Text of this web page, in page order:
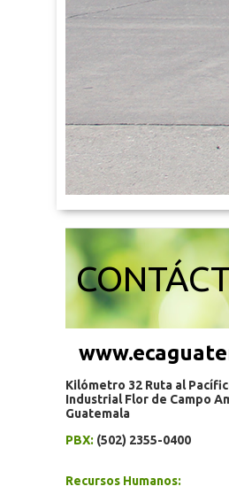
Kilómetro 32 Ruta al
Industrial Flor de Campo
Guatemala
PBX: (502) 2355-0400
Recursos Humanos: